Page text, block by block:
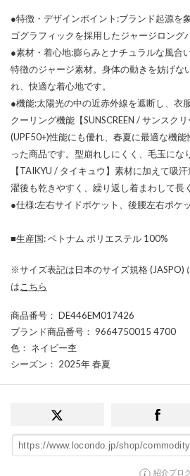
●特徴・デザインポイント:ブランド起源を
ゴグラフィックを採用したジャージロング
●素材・着心地:膨らみとナチュラルな風合
特徴のジャージ素材。身体の動きを妨げな
れ、快適な着心地です。
●機能:太陽光の中の近赤外線を遮断し、衣
クーリング機能【SUNSCREEN / サンスク
(UPF50+)性能にも優れ、春夏に最適な機
った商品です。型崩れしにくく、毛玉にな
【TAIKYU / タイキュウ】素材に加えて吸
濯後も乾きやすく、繰り返し着まわして長
●仕様:左右サイドポケット、後腰左右ポケ
■生産国: ベトナム ポリエステル 100%
※サイズ表記は日本のサイズ規格 (JASPO)
は こちら
商品番号 ： DE446EM017426
ブランド商品番号 ： 9664750015 4700
色 ： ネイビー杢
シーズン ： 2025年 春夏
紹介プロ